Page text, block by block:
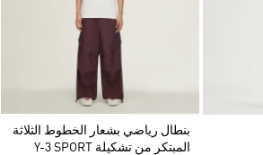
بنطال رياضي بشعار الخطوط الثلاثة
المبتكر من تشكيلة Y-3 SPORT